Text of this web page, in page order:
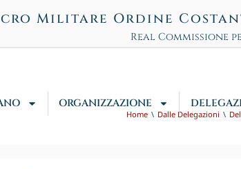
Militare Ordine
Real Commissione
ORGANIZZAZIONE
Home Dalle Delegazioni